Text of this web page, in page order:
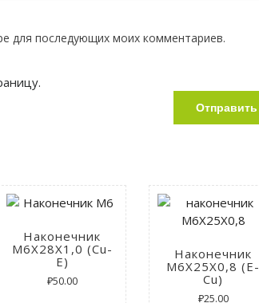
для последующих моих комментариев.
Наконечник
M6X28X1,0 (Cu-
E)
₽50.00
Наконечник
M6X25X0,8 (E-
Cu)
₽25.00